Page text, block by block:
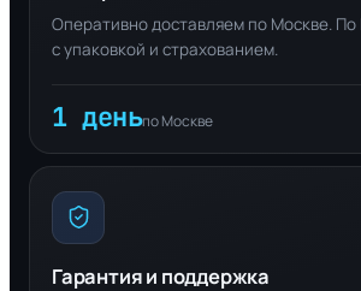
Оперативно доставляем по Москве. По
с упаковкой и страхованием.
1 деньпо Москве
Гарантия и поддержка